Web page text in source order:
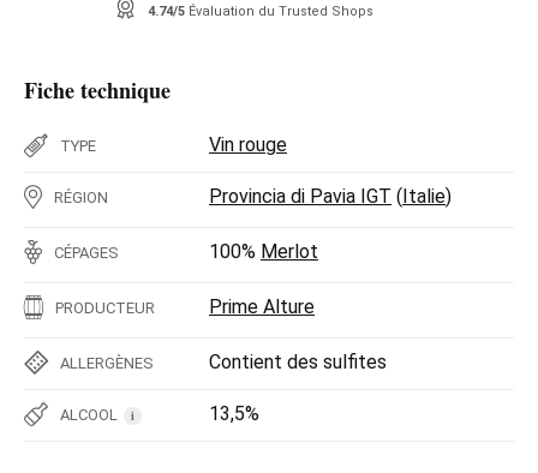
4.74/5 Évaluation du Trusted Shops
Fiche technique
TYPE Vin rouge
RÉGION Provincia di Pavia IGT (Italie)
CÉPAGES 100% Merlot
PRODUCTEUR Prime Alture
ALLERGÈNES Contient des sulfites
ALCOOL i 13,5%